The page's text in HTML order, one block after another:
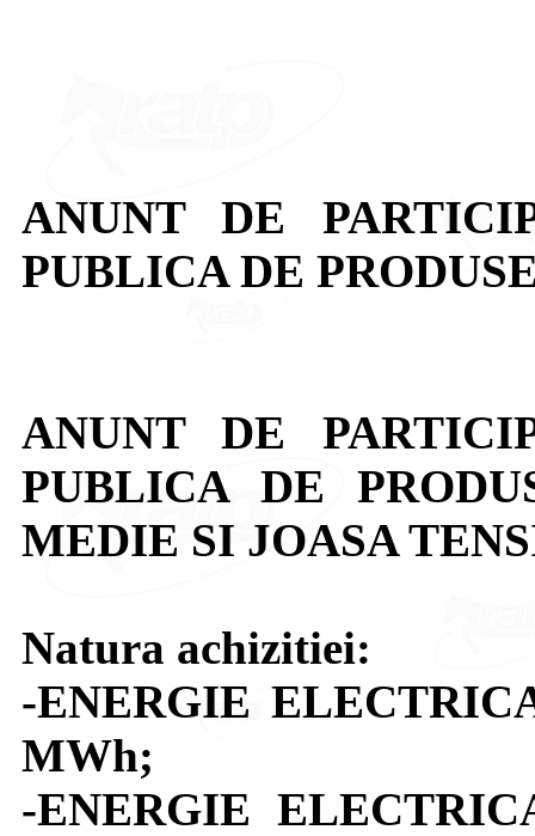
ANUNT DE
PUBLICA DE
ANUNT DE
PUBLICA DE
MEDIE SI JOASA
Natura achizitiei:
-ENERGIE
MWh;
-ENERGIE